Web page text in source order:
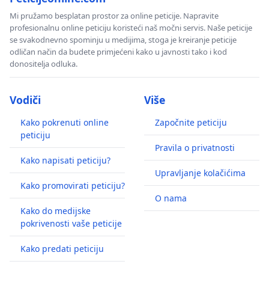
Mi pružamo besplatan prostor za online peticije. Napravite
profesionalnu online peticiju koristeći naš močni servis. Naše peticije
se svakodnevno spominju u medijima, stoga je kreiranje peticije
odličan način da budete primjećeni kako u javnosti tako i kod
donositelja odluka.
Vodiči
Kako pokrenuti online
peticiju
Kako napisati peticiju?
Kako promovirati peticiju?
Kako do medijske
pokrivenosti vaše peticije
Kako predati peticiju
Više
Započnite peticiju
Pravila o privatnosti
Upravljanje kolačićima
O nama